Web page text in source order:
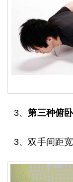
3、第三种俯
3、双手间距